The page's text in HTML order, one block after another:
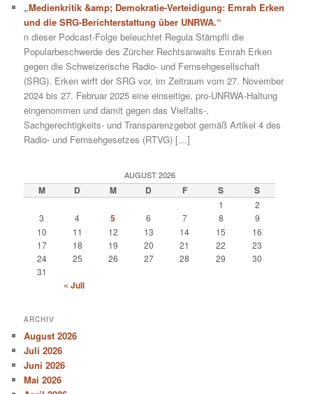
„Medienkritik &amp; Demokratie-Verteidigung: Emrah Erken
und die SRG-Berichterstattung über UNRWA.“
n dieser Podcast-Folge beleuchtet Regula Stämpfli die
Popularbeschwerde des Zürcher Rechtsanwalts Emrah Erken
gegen die Schweizerische Radio- und Fernsehgesellschaft
(SRG). Erken wirft der SRG vor, im Zeitraum vom 27. November
2024 bis 27. Februar 2025 eine einseitige, pro-UNRWA-Haltung
eingenommen und damit gegen das Vielfalts-,
Sachgerechtigkeits- und Transparenzgebot gemäß Artikel 4 des
Radio- und Fernsehgesetzes (RTVG) […]
AUGUST 2026
M D M D F S S
1
2
3
4 5 6 7 8
9
10
11 12 13 14 15
16
17
18 19 20 21 22
23
24
25 26 27 28 29
30
31
« Juli
ARCHIV
August 2026
Juli 2026
Juni 2026
Mai 2026